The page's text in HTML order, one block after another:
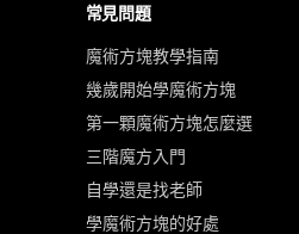
常見問題
魔術方塊教學指南
幾歲開始學魔術方塊
第一顆魔術方塊怎麼選
三階魔方入門
自學還是找老師
學魔術方塊的好處